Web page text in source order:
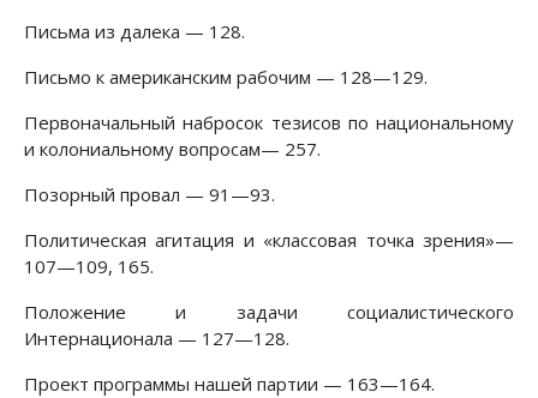
Письма из далека — 128.
Письмо к американским рабочим — 128—129.
Первоначальный набросок тезисов по национальному
и колониальному вопросам— 257.
Позорный провал — 91—93.
Политическая агитация и «классовая точка зрения»—
107—109, 165.
Положение и задачи социалистического
Интернационала — 127—128.
Проект программы нашей партии — 163—164.